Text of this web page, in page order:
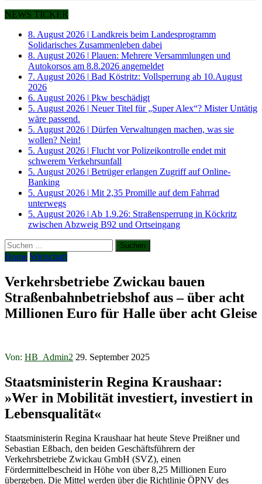
NEWS TICKER
8. August 2026 | Landkreis beim Landesprogramm
Solidarisches Zusammenleben dabei
8. August 2026 | Plauen: Mehrere Versammlungen und
Autokorsos am 8.8.2026 angemeldet
7. August 2026 | Bad Köstritz: Vollsperrung ab 10.August
2026
6. August 2026 | Pkw beschädigt
5. August 2026 | Neuer Titel für „Super Alex“? Mister Untätig
wäre passend.
5. August 2026 | Dürfen Verwaltungen machen, was sie
wollen? Nein!
5. August 2026 | Flucht vor Polizeikontrolle endet mit
schwerem Verkehrsunfall
5. August 2026 | Betrüger erlangen Zugriff auf Online-
Banking
5. August 2026 | Mit 2,35 Promille auf dem Fahrrad
unterwegs
5. August 2026 | Ab 1.9.26: Straßensperrung in Köckritz
zwischen Abzweig B92 und Ortseingang
Suchen
nach:
Home Wirtschaft
Verkehrsbetriebe Zwickau bauen
Straßenbahnbetriebshof aus – über acht
Millionen Euro für Halle über acht Gleise
Von: HB_Admin2 29. September 2025
Staatsministerin Regina Kraushaar:
»Wer in Mobilität investiert, investiert in
Lebensqualität«
Staatsministerin Regina Kraushaar hat heute Steve Preißner und
Sebastian Eßbach, den beiden Geschäftsführern der
Verkehrsbetriebe Zwickau GmbH (SVZ), einen
Fördermittelbescheid in Höhe von über 8,25 Millionen Euro
übergeben. Die Mittel werden über die Richtlinie ÖPNV des